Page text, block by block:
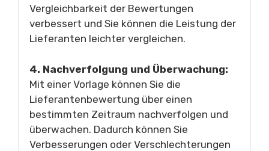
Vergleichbarkeit der Bewertungen
verbessert und Sie können die Leistung der
Lieferanten leichter vergleichen.
4. Nachverfolgung und Überwachung:
Mit einer Vorlage können Sie die
Lieferantenbewertung über einen
bestimmten Zeitraum nachverfolgen und
überwachen. Dadurch können Sie
Verbesserungen oder Verschlechterungen